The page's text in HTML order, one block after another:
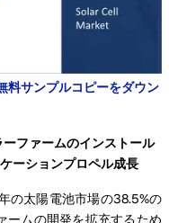
料サンプルコピーをダウン
ファームのインストール
ーションプロペル成長
の太陽電池市場の38.5%の
ームの開発を拡充するため